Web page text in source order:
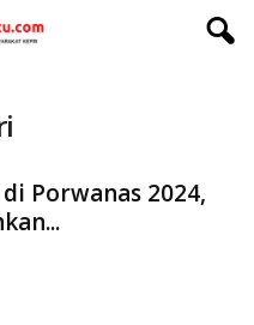
Porwanas 2024,